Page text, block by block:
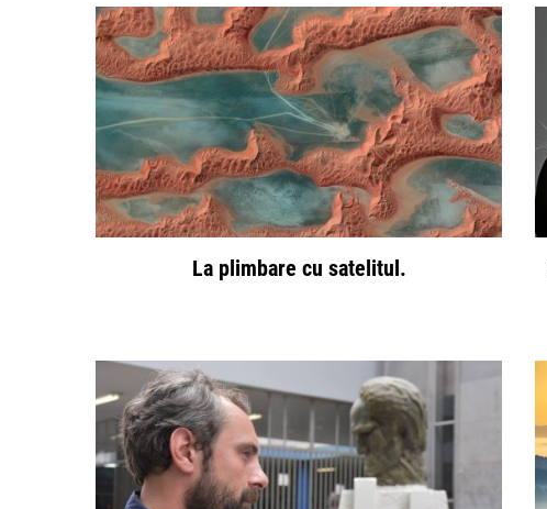
La plimbare cu satelitul.